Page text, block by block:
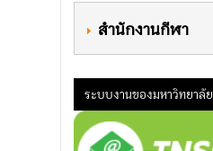
สำนักงานกีฬา
ระบบงานของมหาวิทยาลัย